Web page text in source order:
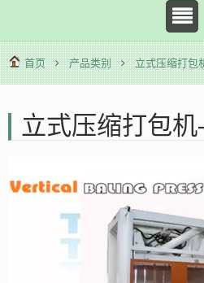
首页 产品类别 立式压缩打包
立式压缩打包